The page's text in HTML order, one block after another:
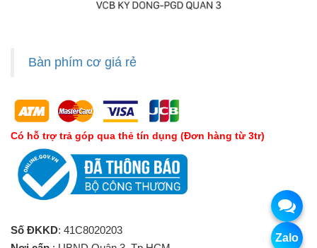
Bàn phím cơ giá rẻ
Có hỗ trợ trả góp qua thẻ tín dụng (Đơn hàng từ 3tr)
Số ĐKKD: 41C8020203
Zalo